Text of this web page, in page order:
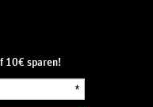
10€ sparen!
*